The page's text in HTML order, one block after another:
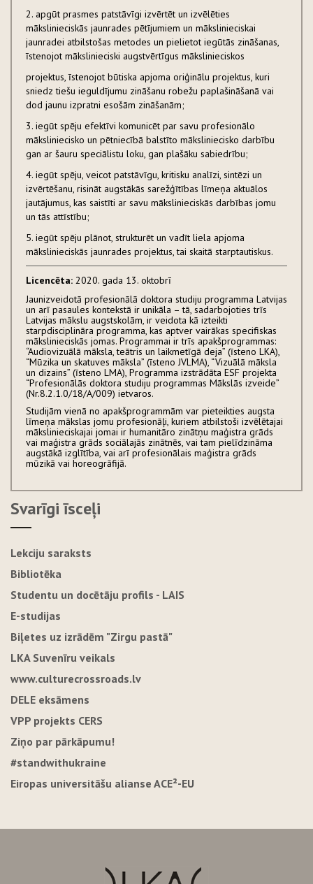
2. apgūt prasmes patstāvīgi izvērtēt un izvēlēties
mākslinieciskās jaunrades pētījumiem un mākslinieciskai
jaunradei atbilstošas metodes un pielietot iegūtās zināšanas,
īstenojot mākslinieciski augstvērtīgus mākslinieciskos
projektus, īstenojot būtiska apjoma oriģinālu projektus, kuri
sniedz tiešu ieguldījumu zināšanu robežu paplašināšanā vai
dod jaunu izpratni esošām zināšanām;
3. iegūt spēju efektīvi komunicēt par savu profesionālo
māksliniecisko un pētniecībā balstīto māksliniecisko darbību
gan ar šauru speciālistu loku, gan plašāku sabiedrību;
4. iegūt spēju, veicot patstāvīgu, kritisku analīzi, sintēzi un
izvērtēšanu, risināt augstākās sarežģītības līmeņa aktuālos
jautājumus, kas saistīti ar savu mākslinieciskās darbības jomu
un tās attīstību;
5. iegūt spēju plānot, strukturēt un vadīt liela apjoma
mākslinieciskās jaunrades projektus, tai skaitā starptautiskus.
Licencēta: 2020. gada 13. oktobrī
Jaunizveidotā profesionālā doktora studiju programma Latvijas
un arī pasaules kontekstā ir unikāla – tā, sadarbojoties trīs
Latvijas mākslu augstskolām, ir veidota kā izteikti
starpdisciplināra programma, kas aptver vairākas specifiskas
mākslinieciskās jomas. Programmai ir trīs apakšprogrammas:
“Audiovizuālā māksla, teātris un laikmetīgā deja” (īsteno LKA),
“Mūzika un skatuves māksla” (īsteno JVLMA), “Vizuālā māksla
un dizains” (īsteno LMA), Programma izstrādāta ESF projekta
“Profesionālās doktora studiju programmas Mākslās izveide”
(Nr.8.2.1.0/18/A/009) ietvaros.
Studijām vienā no apakšprogrammām var pieteikties augsta
līmeņa mākslas jomu profesionāļi, kuriem atbilstoši izvēlētajai
mākslinieciskajai jomai ir humanitāro zinātņu maģistra grāds
vai maģistra grāds sociālajās zinātnēs, vai tam pielīdzināma
augstākā izglītība, vai arī profesionālais maģistra grāds
mūzikā vai horeogrāfijā.
Svarīgi īsceļi
Lekciju saraksts
Bibliotēka
Studentu un docētāju profils - LAIS
E-studijas
Biļetes uz izrādēm "Zirgu pastā"
LKA Suvenīru veikals
www.culturecrossroads.lv
DELE eksāmens
VPP projekts CERS
Ziņo par pārkāpumu!
#standwithukraine
Eiropas universitāšu alianse ACE²-EU